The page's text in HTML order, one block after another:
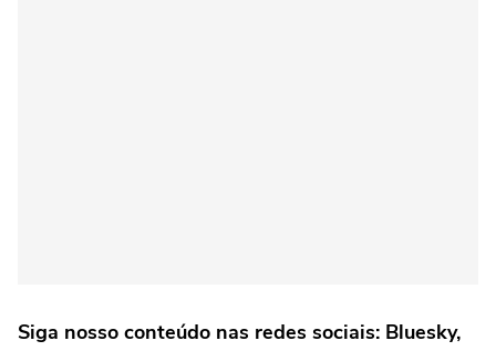
Siga nosso conteúdo nas redes sociais: Bluesky,